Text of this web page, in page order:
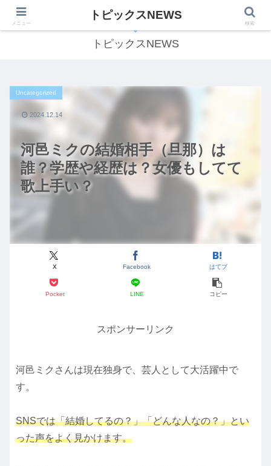
気になる話題をわかりやすくご紹介します！
トピックスNEWS
河邑ミクの結婚相手（旦那）は
誰？学歴や経歴は？女優もしてて
歌上手い？
Uncategorized
X Facebook はてブ
Pocket LINE コピー
2024.12.14
スポンサーリンク
河邑ミクさんは現在独身で、芸人として大活躍中で
す。
SNSでは「結婚してるの？」「どんな人なの？」とい
った声をよく見かけます。
メニュー
トピックスNEWS
検索